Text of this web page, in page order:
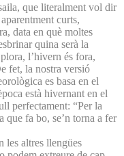
que literalment vol dir
curts,
data en què moltes
quina serà la
l’hivern és fora,
fet, la nostra versió
es basa en el
està hivernant en el
perfectament: “Per la
que fa bo, se’n torna a fer
les altres llengües